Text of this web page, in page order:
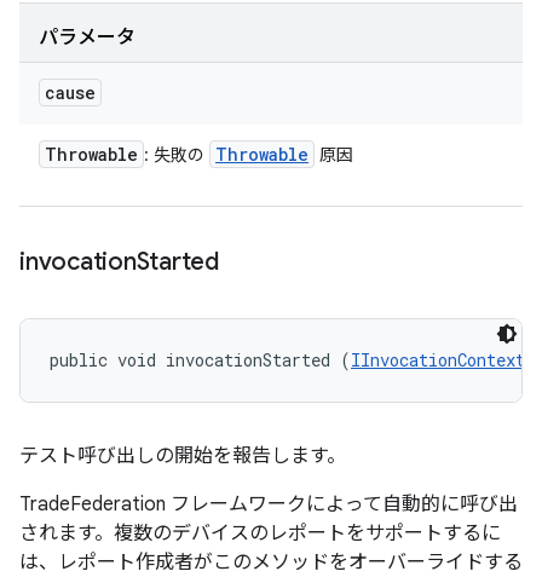
パラメータ
cause
Throwable : 失敗の Throwable 原因
invocationStarted
public void invocationStarted (IInvocationContext
テスト呼び出しの開始を報告します。
TradeFederation フレームワークによって自動的に呼び出
されます。複数のデバイスのレポートをサポートするに
は、レポート作成者がこのメソッドをオーバーライドする